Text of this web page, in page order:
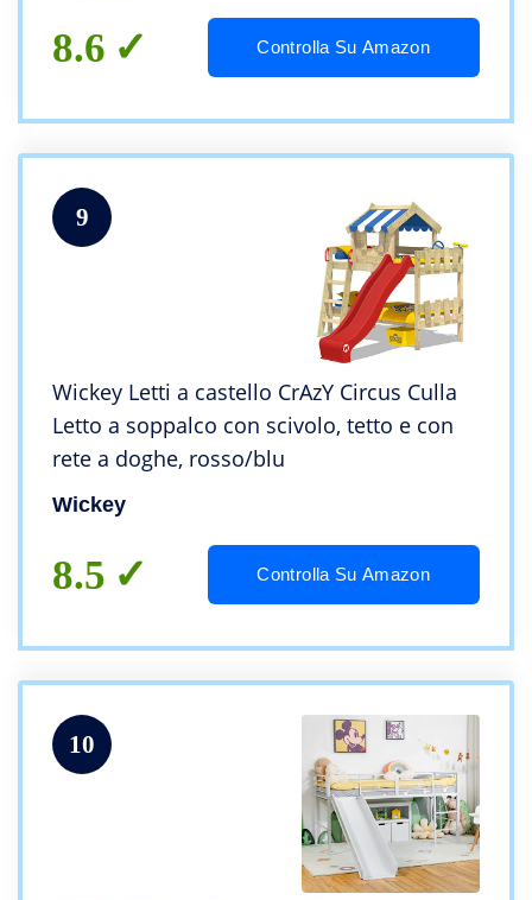
8.6 Controlla Su Amazon
9
Wickey Letti a castello CrAzY Circus Culla
Letto a soppalco con scivolo, tetto e con
rete a doghe, rosso/blu
Wickey
8.5 Controlla Su Amazon
10